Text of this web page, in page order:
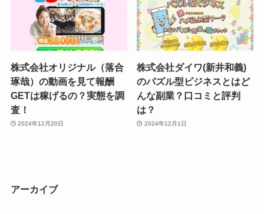
株式会社オリジナル（落合
琢哉）の動画を見て報酬
GETは稼げるの？実態を調
査！
2024年12月20日
株式会社ダイワ(新井和義)
のパズル型ビジネスとはど
んな副業？口コミと評判
は？
2024年12月1日
アーカイブ